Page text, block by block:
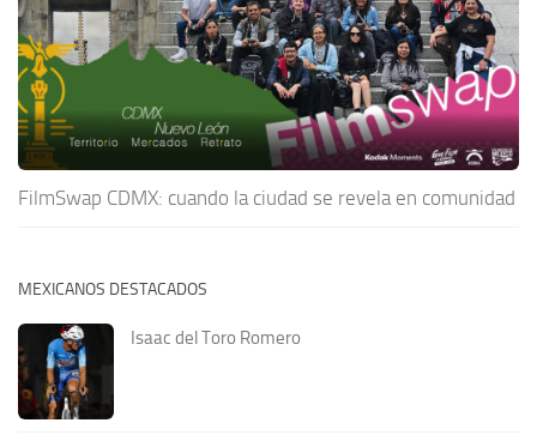
FilmSwap CDMX: cuando la ciudad se revela en comunidad
MEXICANOS DESTACADOS
Isaac del Toro Romero